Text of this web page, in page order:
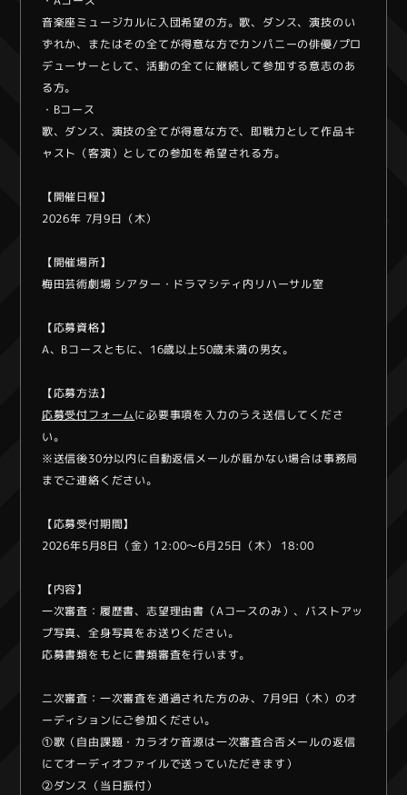
音楽座ミュージカルに入団希望の方。歌、ダンス、演技のい
ずれか、またはその全てが得意な方でカンパニーの俳優/プロ
デューサーとして、活動の全てに継続して参加する意志のあ
る方。
・Bコース
歌、ダンス、演技の全てが得意な方で、即戦力として作品キ
ャスト（客演）としての参加を希望される方。
【開催日程】
2026年 7月9日（木）
【開催場所】
梅田芸術劇場 シアター・ドラマシティ内リハーサル室
【応募資格】
A、Bコースともに、16歳以上50歳未満の男女。
【応募方法】
応募受付フォームに必要事項を入力のうえ送信してくださ
い。
※送信後30分以内に自動返信メールが届かない場合は事務局
までご連絡ください。
【応募受付期間】
2026年5月8日（金）12:00〜6月25日（木） 18:00
【内容】
一次審査：履歴書、志望理由書（Aコースのみ）、バストアッ
プ写真、全身写真をお送りください。
応募書類をもとに書類審査を行います。
二次審査：一次審査を通過された方のみ、7月9日（木）のオ
ーディションにご参加ください。
①歌（自由課題・カラオケ音源は一次審査合否メールの返信
にてオーディオファイルで送っていただきます）
②ダンス（当日振付）